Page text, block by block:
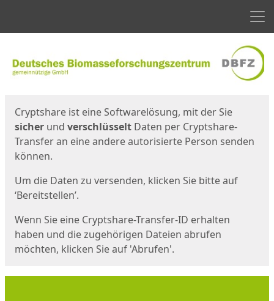
Cryptshare ist eine Softwarelösung, mit der Sie
sicher und verschlüsselt Daten per Cryptshare-
Transfer an eine andere autorisierte Person senden
können.
Um die Daten zu versenden, klicken Sie bitte auf
‘Bereitstellen’.
Wenn Sie eine Cryptshare-Transfer-ID erhalten
haben und die zugehörigen Dateien abrufen
möchten, klicken Sie auf 'Abrufen'.